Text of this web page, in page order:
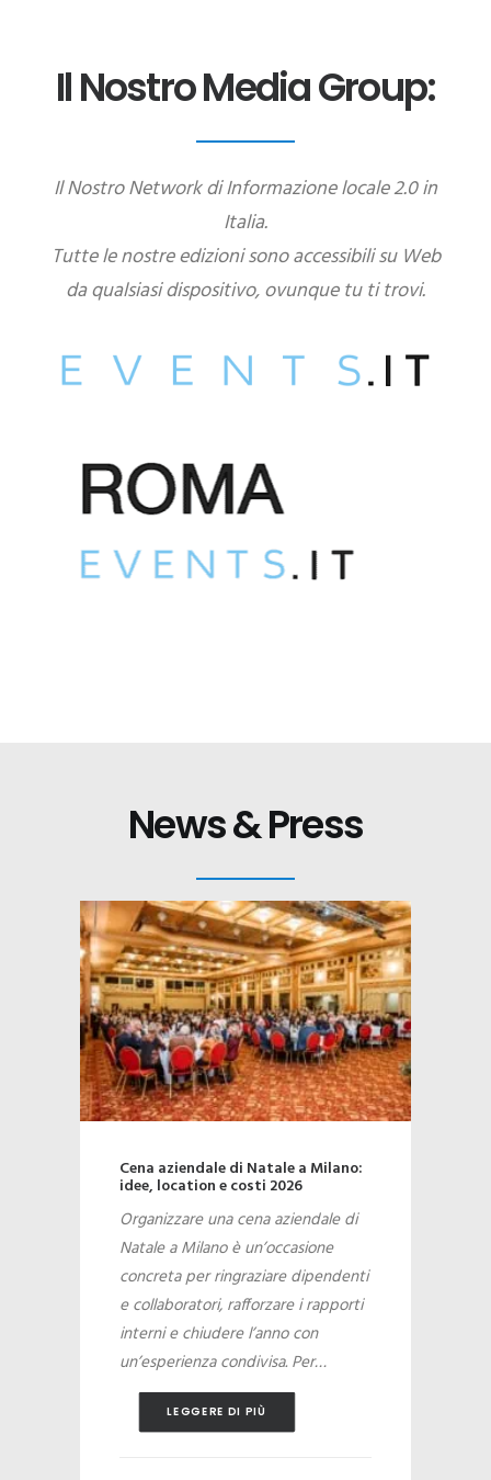
Il Nostro Media Group:
Il Nostro Network di Informazione locale 2.0 in
Italia.
Tutte le nostre edizioni sono accessibili su Web
da qualsiasi dispositivo, ovunque tu ti trovi.
Scegliere una location per eventi
aziendali a Milano significa trovare il
punto d’incontro tra immagine,
funzionalità e budget. La città offre
rooftop, palazzi storici, hotel,
showroom, spazi…